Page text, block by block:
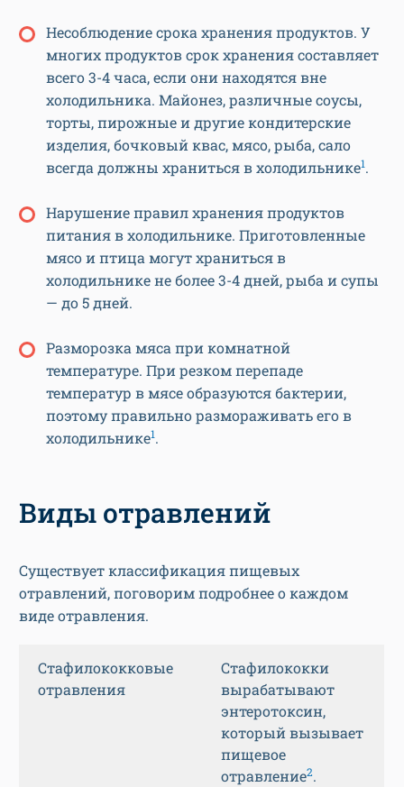
Несоблюдение срока хранения продуктов. У
многих продуктов срок хранения составляет
всего 3-4 часа, если они находятся вне
холодильника. Майонез, различные соусы,
торты, пирожные и другие кондитерские
изделия, бочковый квас, мясо, рыба, сало
всегда должны храниться в холодильнике1.
Нарушение правил хранения продуктов
питания в холодильнике. Приготовленные
мясо и птица могут храниться в
холодильнике не более 3-4 дней, рыба и супы
— до 5 дней.
Разморозка мяса при комнатной
температуре. При резком перепаде
температур в мясе образуются бактерии,
поэтому правильно размораживать его в
холодильнике1.
Виды отравлений
Существует классификация пищевых
отравлений, поговорим подробнее о каждом
виде отравления.
Стафилококковые
отравления
Стафилококки
вырабатывают
энтеротоксин,
который вызывает
пищевое
отравление2.